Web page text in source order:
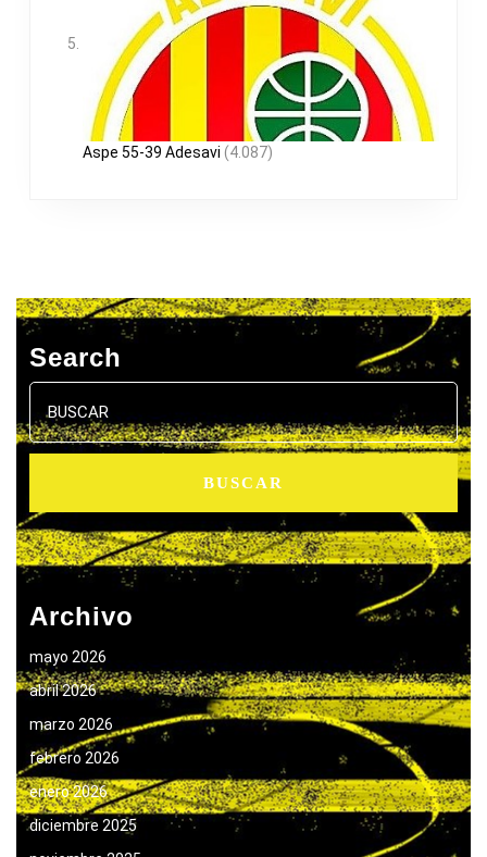
Aspe 55-39 Adesavi (4.087)
Search
Buscar:
Archivo
mayo 2026
abril 2026
marzo 2026
febrero 2026
enero 2026
diciembre 2025